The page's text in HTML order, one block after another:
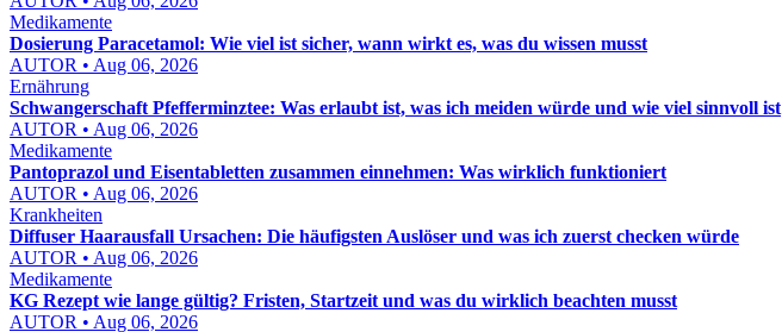
Medikamente
Dosierung Paracetamol: Wie viel ist sicher, wann wirkt es, was du wissen musst
AUTOR • Aug 06, 2026
Ernährung
Schwangerschaft Pfefferminztee: Was erlaubt ist, was ich meiden würde und wie viel sinnvoll ist
AUTOR • Aug 06, 2026
Medikamente
Pantoprazol und Eisentabletten zusammen einnehmen: Was wirklich funktioniert
AUTOR • Aug 06, 2026
Krankheiten
Diffuser Haarausfall Ursachen: Die häufigsten Auslöser und was ich zuerst checken würde
AUTOR • Aug 06, 2026
Medikamente
KG Rezept wie lange gültig? Fristen, Startzeit und was du wirklich beachten musst
AUTOR • Aug 06, 2026